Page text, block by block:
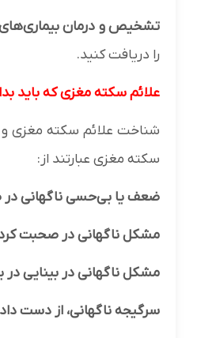
تشخیص و درمان
را دریافت کنید.
علائم سکته مغزی که باید
شناخت علائم سکته مغزی و
سکته مغزی عبارتند از:
ضعف یا بی‌حسی ناگهانی در
مشکل ناگهانی در صحبت
مشکل ناگهانی در بینایی
سرگیجه ناگهانی، از دست